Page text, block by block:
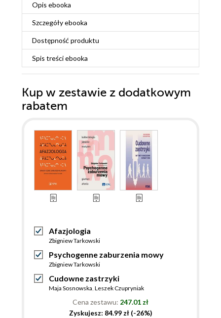
Opis ebooka
Szczegółyebooka
Dostępność produktu
Spis treściebooka
Kup w zestawie z dodatkowym
rabatem
Afazjologia
Zbigniew Tarkowski
Psychogenne zaburzenia mowy
Zbigniew Tarkowski
Cudowne zastrzyki
Maja Sosnowska, Leszek Czupryniak
Cena zestawu: 247.01 zł
Zyskujesz: 84.99 zł (-26%)